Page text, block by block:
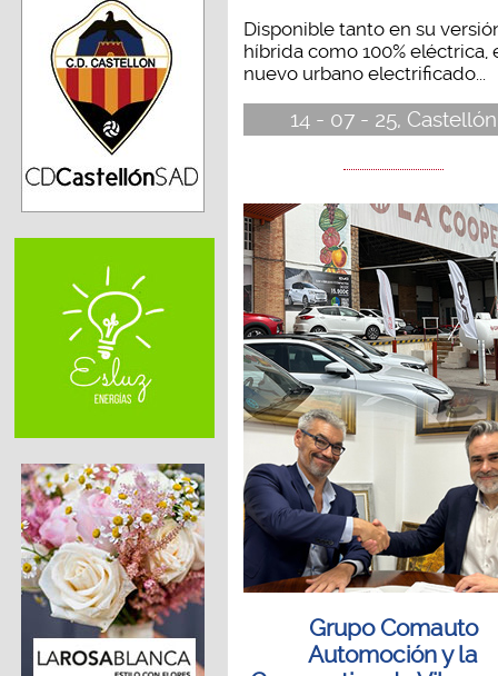
Disponible tanto en su
híbrida como 100% eléctrica,
nuevo urbano electrificado...
14 - 07 - 25, Castellón
Grupo Comauto
Automoción y la